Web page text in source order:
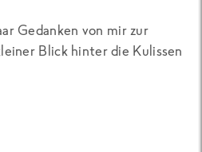
Gedanken von mir zur
Blick hinter die Kulissen